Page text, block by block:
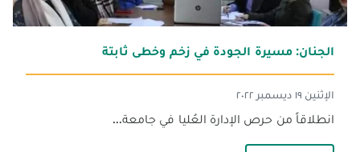
الجنان: مسيرة الجودة في زخم وخطى ثابتة
الإثنين ١٩ ديسمبر ٢٠٢٢
انطلاقاً من حرص الإدارة العُليا في جامعة...